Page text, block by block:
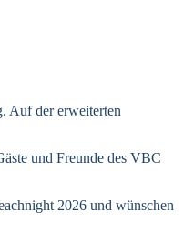
Auf der erweiterten
und Freunde des VBC
2026 und wünschen